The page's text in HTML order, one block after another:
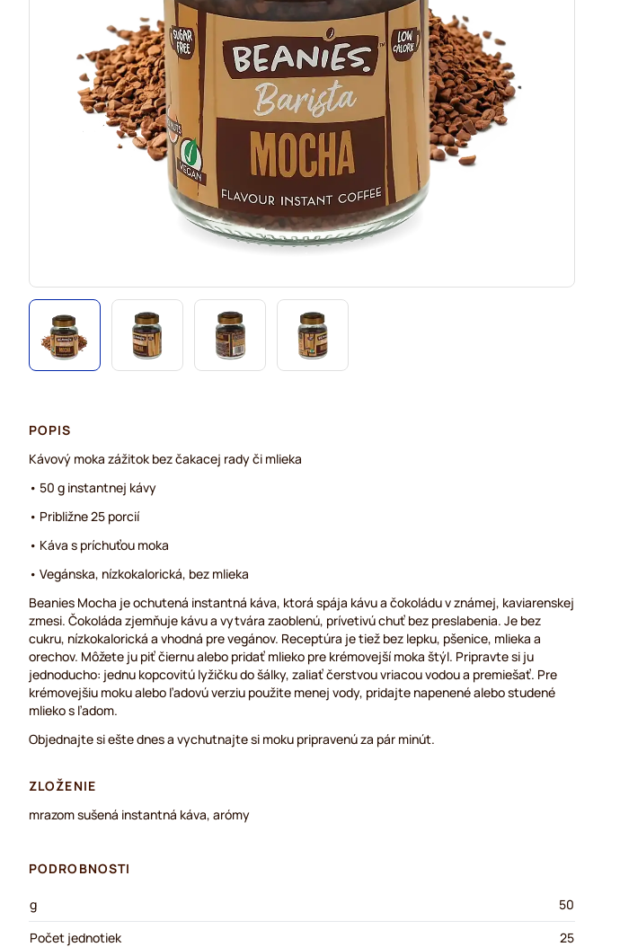
POPIS
Kávový moka zážitok bez čakacej rady či mlieka
• 50 g instantnej kávy
• Približne 25 porcií
• Káva s príchuťou moka
• Vegánska, nízkokalorická, bez mlieka
Beanies Mocha je ochutená instantná káva, ktorá spája kávu a čokoládu v známej, kaviarenskej
zmesi. Čokoláda zjemňuje kávu a vytvára zaoblenú, prívetivú chuť bez preslabenia. Je bez
cukru, nízkokalorická a vhodná pre vegánov. Receptúra je tiež bez lepku, pšenice, mlieka a
orechov. Môžete ju piť čiernu alebo pridať mlieko pre krémovejší moka štýl. Pripravte si ju
jednoducho: jednu kopcovitú lyžičku do šálky, zaliať čerstvou vriacou vodou a premiešať. Pre
krémovejšiu moku alebo ľadovú verziu použite menej vody, pridajte napenené alebo studené
mlieko s ľadom.
Objednajte si ešte dnes a vychutnajte si moku pripravenú za pár minút.
ZLOŽENIE
mrazom sušená instantná káva, arómy
PODROBNOSTI
g
50
Počet jednotiek
25